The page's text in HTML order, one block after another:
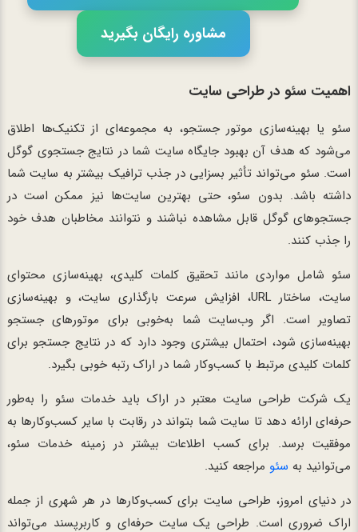
مشاوره رایگان بگیرید
اهمیت سئو در طراحی سایت
سئو یا بهینه‌سازی موتور جستجو، به مجموعه‌ای از تکنیک‌ها اطلاق
می‌شود که هدف آن بهبود جایگاه سایت شما در نتایج جستجوی گوگل
است. سئو می‌تواند تأثیر بسزایی در جذب ترافیک بیشتر به سایت شما
داشته باشد. بدون سئو، حتی بهترین سایت‌ها نیز ممکن است در
جستجوهای گوگل قابل مشاهده نباشند و نتوانند مخاطبان هدف خود
را جذب کنند.
سئو شامل مواردی مانند تحقیق کلمات کلیدی، بهینه‌سازی محتوای
سایت، ساختار URL، افزایش سرعت بارگذاری سایت، و بهینه‌سازی
تصاویر است. اگر وب‌سایت شما به‌خوبی برای موتورهای جستجو
بهینه‌سازی شود، احتمال بیشتری وجود دارد که در نتایج جستجو برای
کلمات کلیدی مرتبط با کسب‌وکار شما در اراک رتبه خوبی بگیرد.
یک شرکت طراحی سایت معتبر در اراک باید خدمات سئو را به‌طور
حرفه‌ای ارائه دهد تا سایت شما بتواند در رقابت با سایر کسب‌وکارها به
موفقیت برسد. برای کسب اطلاعات بیشتر در زمینه خدمات سئو،
می‌توانید به سئو مراجعه کنید.
در دنیای امروز، طراحی سایت برای کسب‌وکارها در هر شهری از جمله
اراک ضروری است. طراحی یک سایت حرفه‌ای و کاربرپسند می‌تواند